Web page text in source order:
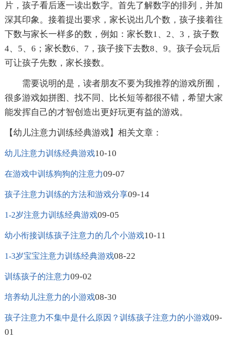
片，孩子看后逐一读出数字。首先了解数字的排列，并加
深其印象。接着提出要求，家长说出几个数，孩子接着往
下数与家长一样多的数，例如：家长数1、2、3，孩子数
4、5、6；家长数6、7，孩子接下去数8、9。孩子会玩后
可让孩子先数，家长接数。
需要说明的是，读者朋友不要为我推荐的游戏所囿，
很多游戏如拼图、找不同、比长短等都很不错，希望大家
能发挥自己的才智创造出更好玩更有益的游戏。
【幼儿注意力训练经典游戏】相关文章：
幼儿注意力训练经典游戏10-10
在游戏中训练狗狗的注意力09-07
孩子注意力训练的方法和游戏分享09-14
1-2岁注意力训练经典游戏09-05
幼小衔接训练孩子注意力的几个小游戏10-11
1-3岁宝宝注意力训练经典游戏08-22
训练孩子的注意力09-02
培养幼儿注意力的小游戏08-30
孩子注意力不集中是什么原因？训练孩子注意力的小游戏09-
01